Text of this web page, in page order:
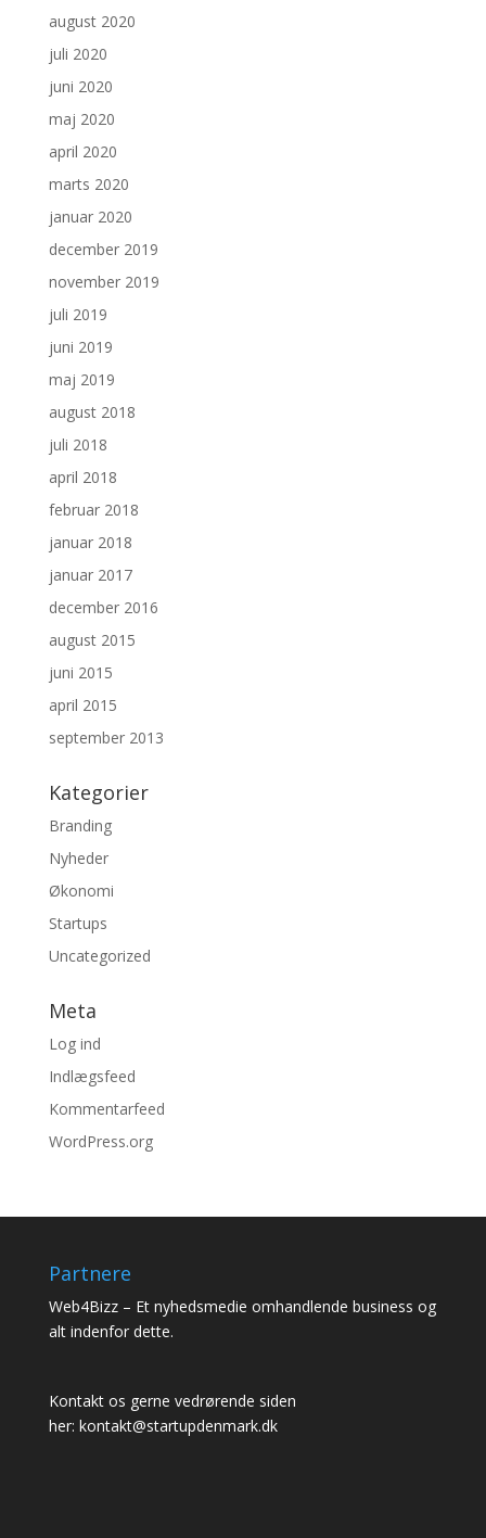
august 2020
juli 2020
juni 2020
maj 2020
april 2020
marts 2020
januar 2020
december 2019
november 2019
juli 2019
juni 2019
maj 2019
august 2018
juli 2018
april 2018
februar 2018
januar 2018
januar 2017
december 2016
august 2015
juni 2015
april 2015
september 2013
Kategorier
Branding
Nyheder
Økonomi
Startups
Uncategorized
Meta
Log ind
Indlægsfeed
Kommentarfeed
WordPress.org
Partnere
Web4Bizz– Et nyhedsmedie omhandlende business og
alt indenfor dette.
Kontakt os gerne vedrørende siden
her: kontakt@startupdenmark.dk